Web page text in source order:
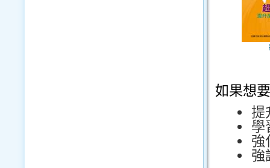
如果想
提
學
強
強